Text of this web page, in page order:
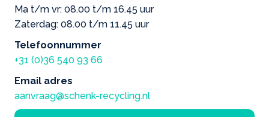
Ma t/m vr: 08.00 t/m 16.45 uur
Zaterdag: 08.00 t/m 11.45 uur
Telefoonnummer
+31 (0)36 540 93 66
Email adres
aanvraag@schenk-recycling.nl